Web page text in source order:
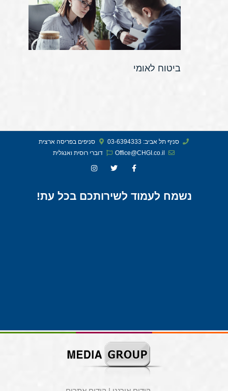
ביטוח לאומי
סניף תל אביב: 03-6394333
סניפים בפריסה ארצית
Office@CHGI.co.il
דוברי רוסית ואנגלית​
נשמח לעמוד לשירותכם בכל עת!